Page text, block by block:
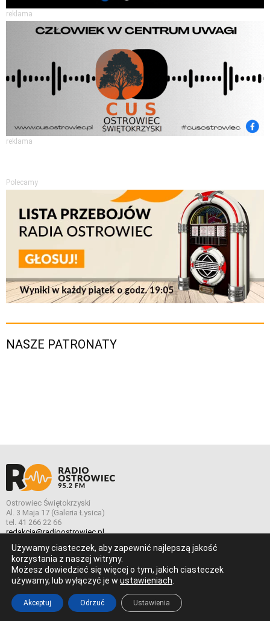
reklama
reklama
Polecamy
NASZE PATRONATY
Ostrowiec Świętokrzyski
Al. 3 Maja 17 (Galeria Łysica)
tel. 41 266 22 66
redakcja@radioostrowiec.pl
© Wszelkie prawa zastrzeżone. Radio Ostrowiec 2026 Radio
Ostrowiec.
Stworzone z
Używamy ciasteczek, aby zapewnić najlepszą jakość
korzystania z naszej witryny.
Możesz dowiedzieć się więcej o tym, jakich ciasteczek
używamy, lub wyłączyć je w ustawieniach
Akceptuj Odrzuć Ustawienia